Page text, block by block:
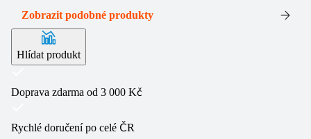
Zobrazit podobné produkty
Hlídat produkt
Doprava zdarma od 3 000 Kč
Rychlé doručení po celé ČR